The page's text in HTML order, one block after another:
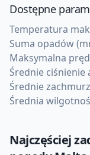
Dostępne
Temperatura
Suma opadów
Maksymalna
Średnie ciśnienie
Średnie
Średnia
Najczęściej